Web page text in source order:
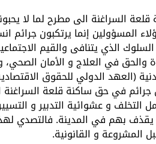
السراغنة الى مطرح لما لا
المسؤولين إنما يرتكبون جرائم
الذي يتنافى والقيم
في العلاج و الأمان الصحي،
(العهد الدولي للحقوق
جرائم في حق ساكنة قلعة
و عشوائية التدبير و
يقذف بهم في المدينة. فالتصدي
المشروعة و القانونية.